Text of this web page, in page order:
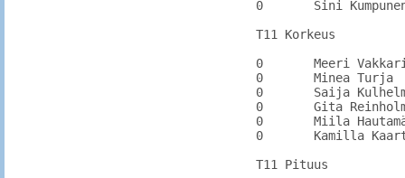
0	Sini Kumpunen	KarhU
T11 Korkeus
0	Meeri Vakkari	KarhU
0	Minea Turja	PyhtYr
0	Saija Kulhelm	PyhtYr
0	Gita Reinholm	KarhKa		0.96
0	Miila Hautamäki	PyhtY		0.90
0	Kamilla Kaartti	OrimJy
T11 Pituus